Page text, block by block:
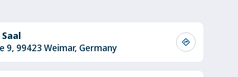
9, 99423 Weimar, Germany
directions